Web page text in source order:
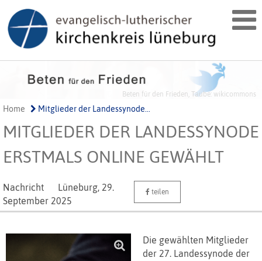
Gottesdienste im Ev.-luth. Kirchenkreis Lüneburg
Beten für den Frieden, Taube: wikicommons
Home Mitglieder der Landessynode...
MITGLIEDER DER LANDESSYNODE
ERSTMALS ONLINE GEWÄHLT
Nachricht Lüneburg, 29.
September 2025
teilen
Die gewählten Mitglieder
der 27. Landessynode der